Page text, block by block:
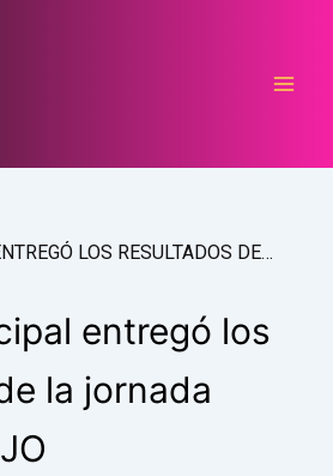
SALUD MUNICIPAL ENTREGÓ LOS RESULTADOS DE LA JORNADA #HOYMEELIJO
entregó los
la jornada